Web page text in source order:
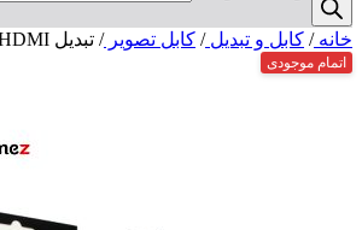
خانه/ کابل و تبدیل/ کابل تصویر/ تبدیل HDMI به VGA رهینو
اتمام موجودی